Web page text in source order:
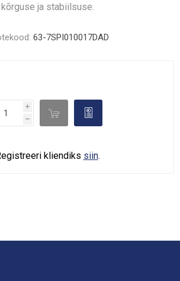
kõrguse ja stabiilsuse.
63-7SPI010017DAD
i
h
d 
kliendiks siin.